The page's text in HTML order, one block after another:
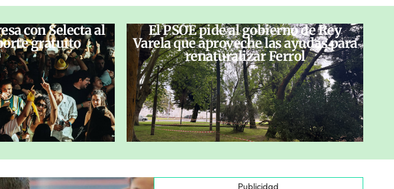
con Selecta al
gratuito
El PSOE pide al gobierno de Rey
Varela que aproveche las ayudas para
renaturalizar Ferrol
Publicidad